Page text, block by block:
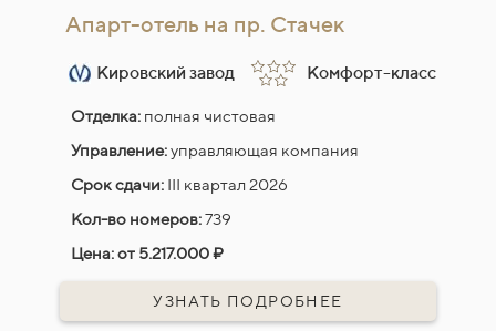
Апарт-отель на пр. Стачек
Кировский завод Комфорт-класс
Отделка: полная чистовая
Управление:управляющая компания
Срок сдачи: III квартал 2026
Кол-во номеров:739
Цена:от 5.217.000 ₽
УЗНАТЬ ПОДРОБНЕЕ